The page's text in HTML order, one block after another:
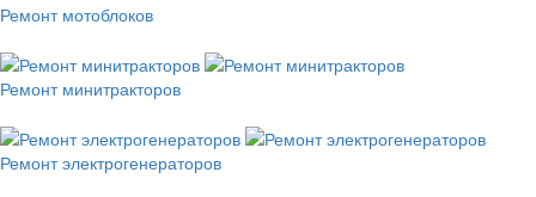
Ремонт мотоблоков
Ремонт минитракторов
Ремонт электрогенераторов